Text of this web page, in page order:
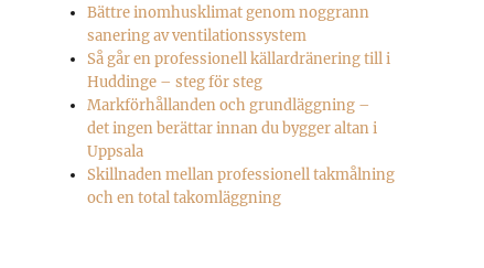
Bättre inomhusklimat genom noggrann
sanering av ventilationssystem
Så går en professionell källardränering till i
Huddinge – steg för steg
Markförhållanden och grundläggning –
det ingen berättar innan du bygger altan i
Uppsala
Skillnaden mellan professionell takmålning
och en total takomläggning